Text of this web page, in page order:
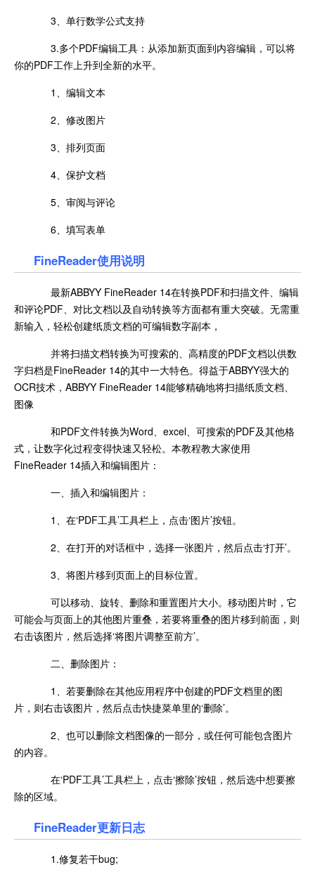
3、单行数学公式支持
3.多个PDF编辑工具：从添加新页面到内容编辑，可以将
你的PDF工作上升到全新的水平。
1、编辑文本
2、修改图片
3、排列页面
4、保护文档
5、审阅与评论
6、填写表单
FineReader使用说明
最新ABBYY FineReader 14在转换PDF和扫描文件、编辑
和评论PDF、对比文档以及自动转换等方面都有重大突破。无需重
新输入，轻松创建纸质文档的可编辑数字副本，
并将扫描文档转换为可搜索的、高精度的PDF文档以供数
字归档是FineReader 14的其中一大特色。得益于ABBYY强大的
OCR技术，ABBYY FineReader 14能够精确地将扫描纸质文档、
图像
和PDF文件转换为Word、excel、可搜索的PDF及其他格
式，让数字化过程变得快速又轻松。本教程教大家使用
FineReader 14插入和编辑图片：
一、插入和编辑图片：
1、在‘PDF工具’工具栏上，点击‘图片’按钮。
2、在打开的对话框中，选择一张图片，然后点击‘打开’。
3、将图片移到页面上的目标位置。
可以移动、旋转、删除和重置图片大小。移动图片时，它
可能会与页面上的其他图片重叠，若要将重叠的图片移到前面，则
右击该图片，然后选择‘将图片调整至前方’。
二、删除图片：
1、若要删除在其他应用程序中创建的PDF文档里的图
片，则右击该图片，然后点击快捷菜单里的‘删除’。
2、也可以删除文档图像的一部分，或任何可能包含图片
的内容。
在‘PDF工具’工具栏上，点击‘擦除’按钮，然后选中想要擦
除的区域。
FineReader更新日志
1.修复若干bug;